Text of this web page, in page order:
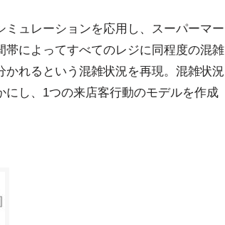
ュレーションを応用し、スーパーマー
によってすべてのレジに同程度の混雑
れるという混雑状況を再現。混雑状況
し、1つの来店客行動のモデルを作成